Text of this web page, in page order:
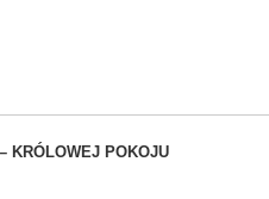
KRÓLOWEJ POKOJU